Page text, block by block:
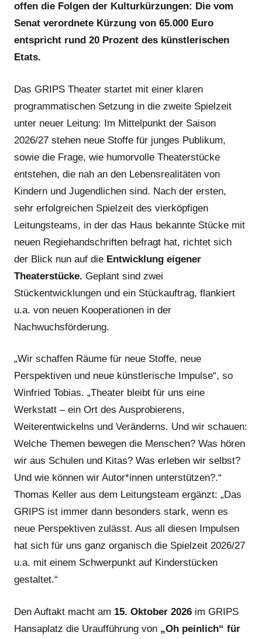
offen die Folgen der Kulturkürzungen: Die vom
Senat verordnete Kürzung von 65.000 Euro
entspricht rund 20 Prozent des künstlerischen
Etats.
Das GRIPS Theater startet mit einer klaren
programmatischen Setzung in die zweite Spielzeit
unter neuer Leitung: Im Mittelpunkt der Saison
2026/27 stehen neue Stoffe für junges Publikum,
sowie die Frage, wie humorvolle Theaterstücke
entstehen, die nah an den Lebensrealitäten von
Kindern und Jugendlichen sind. Nach der ersten,
sehr erfolgreichen Spielzeit des vierköpfigen
Leitungsteams, in der das Haus bekannte Stücke mit
neuen Regiehandschriften befragt hat, richtet sich
der Blick nun auf die Entwicklung eigener
Theaterstücke. Geplant sind zwei
Stückentwicklungen und ein Stückauftrag, flankiert
u.a. von neuen Kooperationen in der
Nachwuchsförderung.
„Wir schaffen Räume für neue Stoffe, neue
Perspektiven und neue künstlerische Impulse“, so
Winfried Tobias. „Theater bleibt für uns eine
Werkstatt – ein Ort des Ausprobierens,
Weiterentwickelns und Veränderns. Und wir schauen:
Welche Themen bewegen die Menschen? Was hören
wir aus Schulen und Kitas? Was erleben wir selbst?
Und wie können wir Autor*innen unterstützen?.“
Thomas Keller aus dem Leitungsteam ergänzt: „Das
GRIPS ist immer dann besonders stark, wenn es
neue Perspektiven zulässt. Aus all diesen Impulsen
hat sich für uns ganz organisch die Spielzeit 2026/27
u.a. mit einem Schwerpunkt auf Kinderstücken
gestaltet.“
Den Auftakt macht am 15. Oktober 2026 im GRIPS
Hansaplatz die Uraufführung von „Oh peinlich“ für